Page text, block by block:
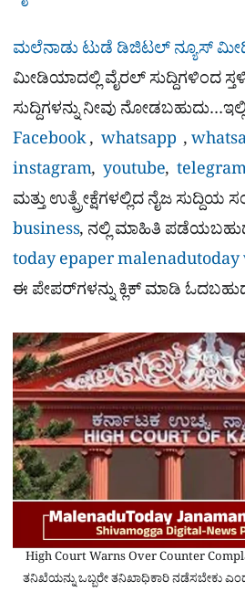
ಮಲೆನಾಡು ಟುಡೆ ಡಿಜಿಟಲ್ ನ್ಯೂಸ್
ಮೀಡಿಯಾದಲ್ಲಿ ವೈರಲ್​ ಸುದ್ದಿಗಳಿಂದ
ಸುದ್ದಿಗಳನ್ನು ನೀವು
Facebook, whatsapp ,
instagram, youtube,
ಮತ್ತು ಉತ್ಪ್ರೇಕ್ಷೆಗಳಲ್ಲಿದ ನೈಜ ಸುದ್ದಿಯ
business, ನಲ್ಲಿ ಮಾಹಿತಿ
today epapermalenadutoday
ಈ ಪೇಪರ್​ಗಳನ್ನು ಕ್ಲಿಕ್ ಮಾಡಿ
High Court Warns Over Counter
ತನಿಖೆಯನ್ನು ಒಬ್ಬರೇ ತನಿಖಾಧಿಕಾರಿ ನಡೆಸಬೇಕು